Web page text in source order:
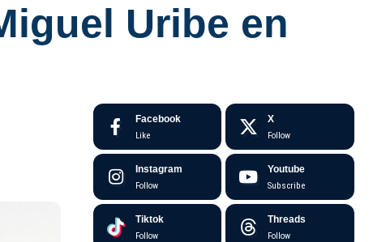
Uribe en
Facebook
Like
X
Follow
Instagram
Follow
Youtube
Subscribe
Tiktok
Follow
Threads
Follow